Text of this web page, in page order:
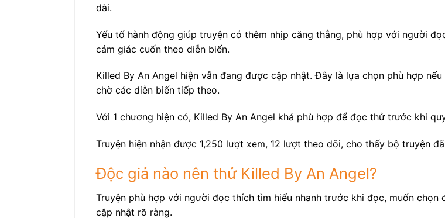
dài.
Yếu tố hành động giúp truyện có thêm nhịp căng thẳng, phù hợp với người
cảm giác cuốn theo diễn biến.
Killed By An Angel hiện vẫn đang được cập nhật. Đây là lựa chọn phù hợp
chờ các diễn biến tiếp theo.
Với 1 chương hiện có, Killed By An Angel khá phù hợp để đọc thử trước khi
Truyện hiện nhận được 1,250 lượt xem, 12 lượt theo dõi, cho thấy bộ truyện
Độc giả nào nên thử Killed By An Angel?
Truyện phù hợp với người đọc thích tìm hiểu nhanh trước khi đọc, muốn
cập nhật rõ ràng.